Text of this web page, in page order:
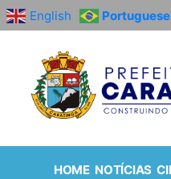
English Portuguese
HOME NOTÍCIAS